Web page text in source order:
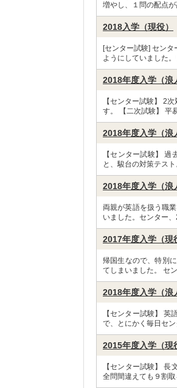
増やし、１問の配点
2018入学（現役）
[センター試験] セン
ようにしていました
2018年度入学（浪
【センター試験】 2
す。 【二次試験】 平
2018年度入学（浪
【センター試験】
と、駿台の対策テス
2018年度入学（浪
両親が英語を扱う職
いました。センター
2017年度入学（現
帰国生なので、特別
てしまいました。 セ
2018年度入学（浪
【センター試験】
で、とにかく毎日セ
2015年度入学（現
【センター試験】
全問間違えても９割